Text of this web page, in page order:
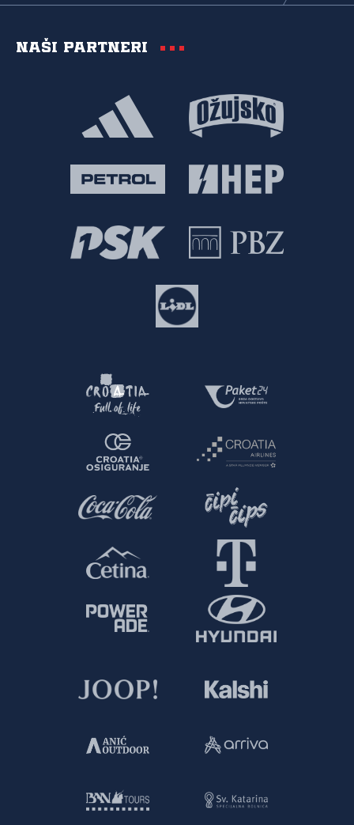
Naši partneri